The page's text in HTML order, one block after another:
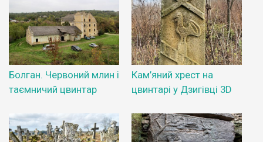
Болган. Червоний млин і
таємничий цвинтар
Кам’яний хрест на
цвинтарі у Дзигівці 3D